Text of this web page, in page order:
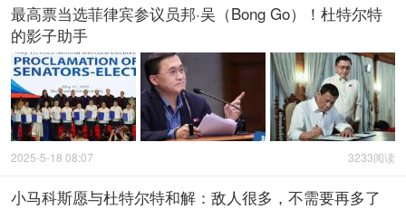
最高票当选菲律宾参议员邦·吴（Bong Go）！杜特尔特
的影子助手
3233阅读
2025-5-18 08:07
小马科斯愿与杜特尔特和解：敌人很多，不需要再多了